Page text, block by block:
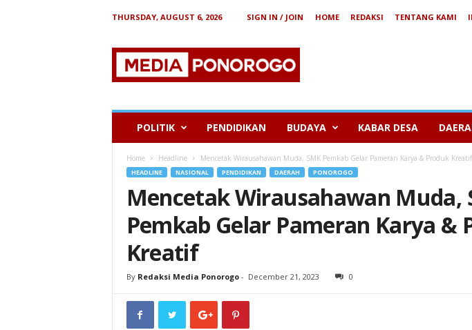
THURSDAY, AUGUST 6, 2026 SIGN IN / JOIN HOME REDAKSI TENTANG KAMI
e
POLITIK PENDIDIKAN BUDAYA KABAR DESA
Home Headline Mencetak Wirausahawan Muda, SMK Pemkab Gelar Pameran Karya & Produk Kreatif
HEADLINE NASIONAL PENDIDIKAN DAERAH PONOROGO
Mencetak Wirausahawan Muda,
Pemkab Gelar Pameran Karya &
Kreatif
By Redaksi Media Ponorogo- December 21, 2023 0